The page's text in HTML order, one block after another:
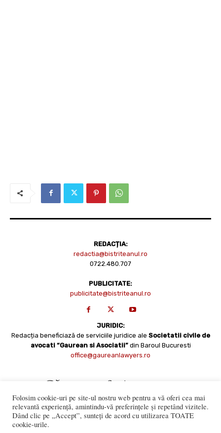
REDACȚIA:
redactia@bistriteanul.ro
0722.480.707
PUBLICITATE:
publicitate@bistriteanul.ro
JURIDIC:
Redacția beneficiază de serviciile juridice ale Societatii civile de
avocati “Gaurean si Asociatii” din Baroul Bucuresti
office@gaureanlawyers.ro
Folosim cookie-uri pe site-ul nostru web pentru a vă oferi cea mai
relevantă experiență, amintindu-vă preferințele și repetând vizitele.
Dând clic pe „Accept”, sunteți de acord cu utilizarea TOATE
cookie-urile.